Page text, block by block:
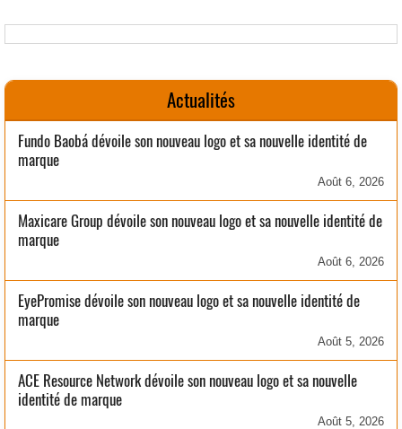
Actualités
Fundo Baobá dévoile son nouveau logo et sa nouvelle identité de
marque
Août 6, 2026
Maxicare Group dévoile son nouveau logo et sa nouvelle identité de
marque
Août 6, 2026
EyePromise dévoile son nouveau logo et sa nouvelle identité de
marque
Août 5, 2026
ACE Resource Network dévoile son nouveau logo et sa nouvelle
identité de marque
Août 5, 2026